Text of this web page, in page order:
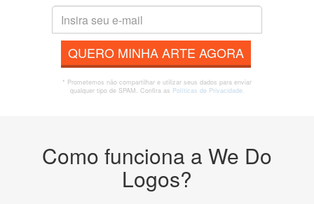
QUERO MINHA ARTE AGORA
* Prometemos não compartilhar e utilizar seus dados para enviar
qualquer tipo de SPAM. Confira as Políticas de Privacidade.
Como funciona a We Do
Logos?